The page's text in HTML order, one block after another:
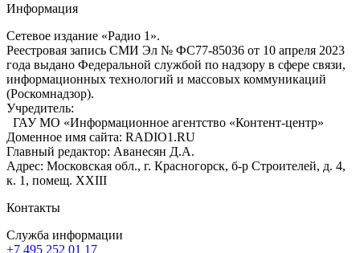
Информация
Сетевое издание «Радио 1».
Реестровая запись СМИ Эл № ФС77-85036 от 10 апреля 2023
года выдано Федеральной службой по надзору в сфере связи,
информационных технологий и массовых коммуникаций
(Роскомнадзор).
Учредитель:
ГАУ МО «Информационное агентство «Контент-центр»
Доменное имя сайта: RADIO1.RU
Главный редактор: Аванесян Д.А.
Адрес: Московская обл., г. Красногорск, б-р Строителей, д. 4,
к. 1, помещ. XXIII
Контакты
Служба информации
+7 495 252 01 17